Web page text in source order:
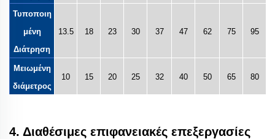
Τυποποιη
μένη
Διάτρηση
13.5 18 23 30 37 47 62 75 95
Μειωμένη
διάμετρος
10 15 20 25 32 40 50 65 80
4. Διαθέσιμες επιφανειακές επεξεργασίες